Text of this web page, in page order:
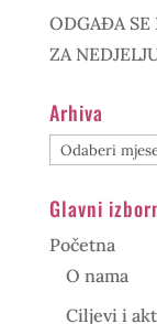
ODGAĐA SE
ZA
Arhiva
Arhiva
Glavni
Početna
O nama
Ciljevi i